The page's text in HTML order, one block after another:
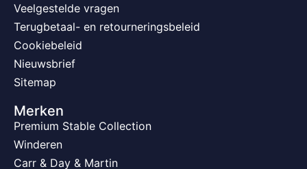
Veelgestelde vragen
Terugbetaal- en retourneringsbeleid
Cookiebeleid
Nieuwsbrief
Sitemap
Merken
Premium Stable Collection
Winderen
Carr & Day & Martin